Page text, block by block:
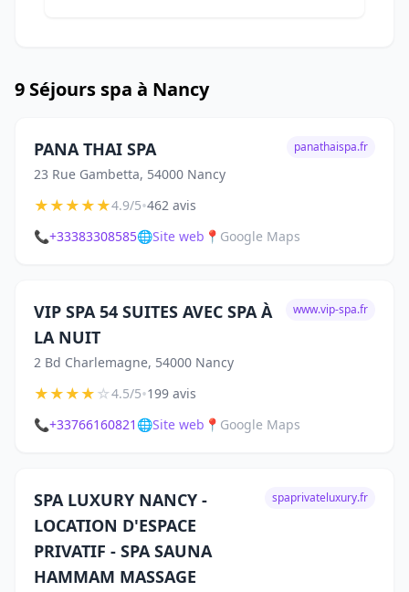
9 Séjours spa à Nancy
PANA THAI SPA
23 Rue Gambetta, 54000 Nancy
panathaispa.fr
★★★★★4.9/5•462 avis
📞+33383308585🌐Site web 📍 Google Maps
VIP SPA 54 SUITES AVEC SPA À
LA NUIT
2 Bd Charlemagne, 54000 Nancy
www.vip-spa.fr
★★★★☆4.5/5•199 avis
📞+33766160821 🌐Site web 📍 Google Maps
SPA LUXURY NANCY -
LOCATION D'ESPACE
PRIVATIF - SPA SAUNA
HAMMAM MASSAGE
spaprivateluxury.fr